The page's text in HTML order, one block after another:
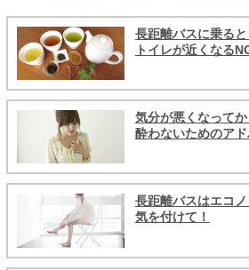
長距離バスに乗る
トイレが近くなる
気分が悪くなって
酔わないためのア
長距離バスはエコ
気を付けて！